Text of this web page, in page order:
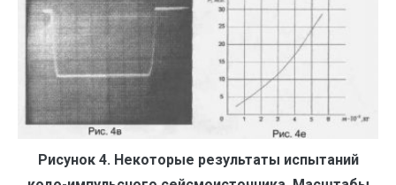
Рисунок 4. Некоторые результаты испытаний